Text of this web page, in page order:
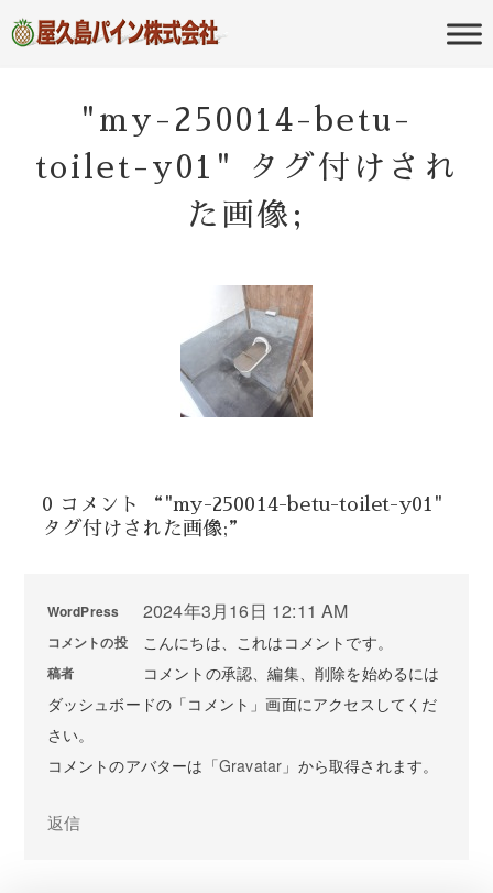
屋久島パイン
株式会社
のポータルサイト
"my-250014-betu-
toilet-y01" タグ付けされ
た画像;
0 コメント “"my-250014-betu-toilet-y01"
タグ付けされた画像;”
WordPress
コメントの投
稿者
2024年3月16日 12:11 AM
こんにちは、これはコメントです。
コメントの承認、編集、削除を始めるには
ダッシュボードの「コメント」画面にアクセスしてくだ
さい。
コメントのアバターは「Gravatar 」から取得されます。
返信